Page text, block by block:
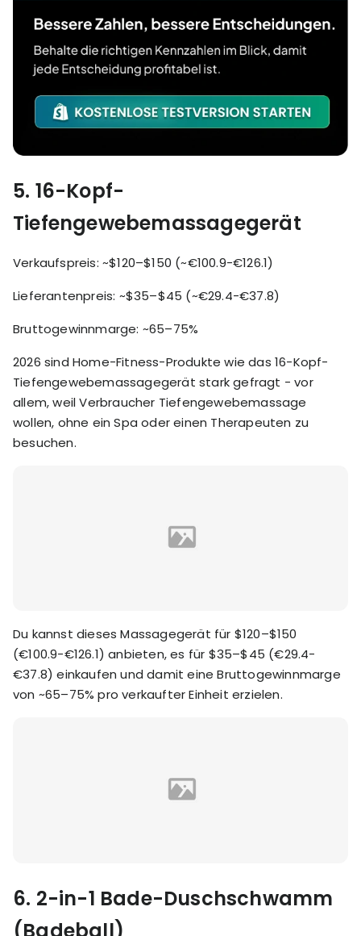
5. 16-Kopf-
Tiefengewebemassagegerät
Verkaufspreis: ~$120–$150 (~€100.9-€126.1)
Lieferantenpreis: ~$35–$45 (~€29.4-€37.8)
Bruttogewinnmarge: ~65–75%
2026 sind Home-Fitness-Produkte wie das 16-Kopf-
Tiefengewebemassagegerät stark gefragt - vor
allem, weil Verbraucher Tiefengewebemassage
wollen, ohne ein Spa oder einen Therapeuten zu
besuchen.
Du kannst dieses Massagegerät für $120–$150
(€100.9-€126.1) anbieten, es für $35–$45 (€29.4-
€37.8) einkaufen und damit eine Bruttogewinnmarge
von ~65–75% pro verkaufter Einheit erzielen.
6. 2-in-1 Bade-Duschschwamm